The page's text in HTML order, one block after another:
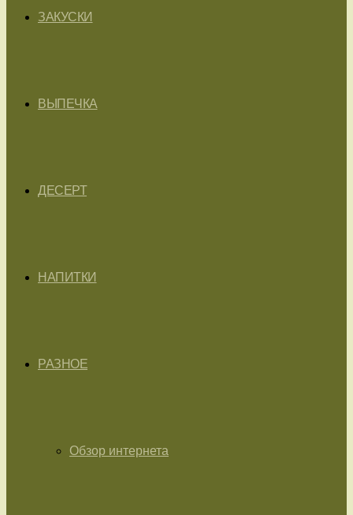
ЗАКУСКИ
ВЫПЕЧКА
ДЕСЕРТ
НАПИТКИ
РАЗНОЕ
Обзор интернета